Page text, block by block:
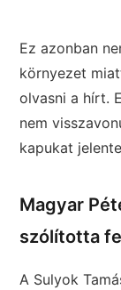
Ez azonban
környezet
olvasni a hírt.
nem
kapukat
Magyar
szólította
A Sulyok